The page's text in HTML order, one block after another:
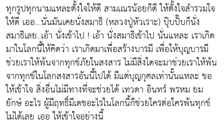
ทุกรูปทุกนามแหละตั้งใจให้ดี สามเณรน้อยก็ดี ให้ตั้งใจสำรวมใจ
ให้ดี เออ...นั่นมันเคยนั่งสมาธิ (หลวงปู่หัวเราะ) ปุ๊บปั๊บก็นั่ง
สมาธิเลย..เอ้า นั่งเข้าไป ! เอ้า นั่งสมาธิเข้าไป นั่นแหละ เราเกิด
มาในโลกนี้ให้คิดว่า เราเกิดมาเพื่อสร้างบารมี เพื่อให้บุญบารมี
ช่วยเราให้พ้นจากทุกข์ภัยในสงสาร ไม่มีสิ่งใดจะมาช่วยเราให้พ้น
จากทุกข์ในโลกสงสารอันนี้ไปได้ มีแต่บุญกุศลเท่านั้นแหละ ขอ
ให้เข้าใจ สิ่งอื่นไม่มีทางที่จะช่วยได้ เทวดา อินทร์ พรหม ยม
ยักษ์ อะไร ผู้มีฤทธิ์มีเดชอะไรในโลกนี้ก็ช่วยใครต่อใครพ้นทุกข์
ไม่ได้เลย เออ ให้เข้าใจอย่างนี้